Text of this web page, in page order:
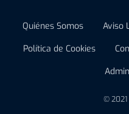
Quiénes Somos Aviso
Política de Cookies
© 2021